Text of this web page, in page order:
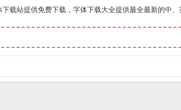
载站提供免费下载，字体下载大全提供最全最新的中、